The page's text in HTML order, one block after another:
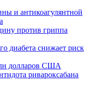
и антикоагулянтной
против гриппа
диабета снижает риск
долларов США
ривароксабана